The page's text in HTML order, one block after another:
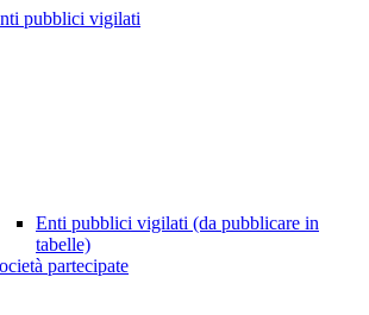
pubblici vigilati
Enti pubblici vigilati (da pubblicare in
tabelle)
partecipate